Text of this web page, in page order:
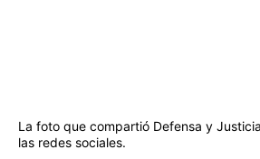
La foto que compartió Defensa y
las redes sociales.